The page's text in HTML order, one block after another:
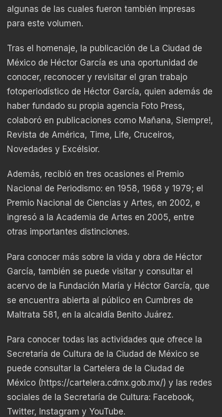
algunas de las cuales fueron también impresas
para este volumen.
Tras el homenaje, la publicación de La Ciudad de
México de Héctor García es una oportunidad de
conocer, reconocer y revisitar el gran trabajo
fotoperiodístico de Héctor García, quien además de
haber fundado su propia agencia Foto Press,
colaboró en publicaciones como Mañana, Siempre!,
Revista de América, Time, Life, Cruceiros,
Novedades y Excélsior.
Además, recibió en tres ocasiones el Premio
Nacional de Periodismo: en 1958, 1968 y 1979; el
Premio Nacional de Ciencias y Artes, en 2002, e
ingresó a la Academia de Artes en 2005, entre
otras importantes distinciones.
Para conocer más sobre la vida y obra de Héctor
García, también se puede visitar y consultar el
acervo de la Fundación María y Héctor García, que
se encuentra abierta al público en Cumbres de
Maltrata 581, en la alcaldía Benito Juárez.
Para conocer todas las actividades que ofrece la
Secretaría de Cultura de la Ciudad de México se
puede consultar la Cartelera de la Ciudad de
México (https://cartelera.cdmx.gob.mx/) y las redes
sociales de la Secretaría de Cultura: Facebook,
Twitter, Instagram y YouTube.